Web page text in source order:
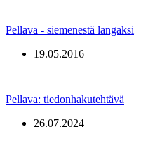
Pellava - siemenestä langaksi
19.05.2016
Pellava: tiedonhakutehtävä
26.07.2024